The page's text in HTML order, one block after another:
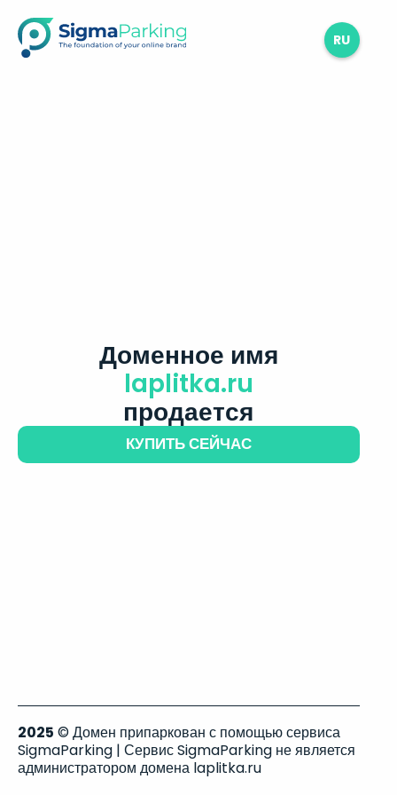
RU
Доменное имя
laplitka.ru
продается
КУПИТЬ СЕЙЧАС
2025 © Домен припаркован с помощью сервиса
SigmaParking | Сервис SigmaParking не является
администратором домена laplitka.ru